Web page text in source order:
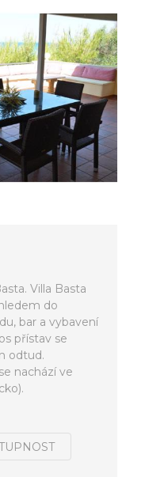
Villa Basta
do
bar a vybavení
přístav se
odtud.
nachází ve